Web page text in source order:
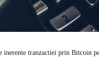
inerente tranzactiei prin Bitcoin